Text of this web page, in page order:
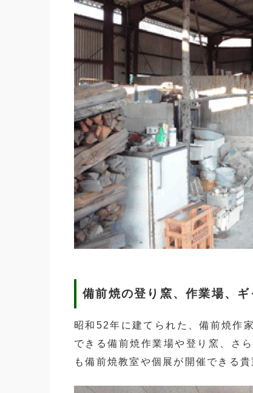
備前焼の登り窯、作業場、
昭和52年に建てられた、備前焼作
できる備前焼作業場や登り窯、さ
も備前焼教室や個展が開催できる貴